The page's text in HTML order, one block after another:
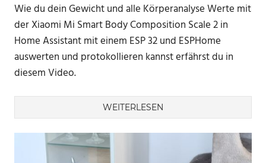
Wie du dein Gewicht und alle Körperanalyse Werte mit
der Xiaomi Mi Smart Body Composition Scale 2 in
Home Assistant mit einem ESP 32 und ESPHome
auswerten und protokollieren kannst erfährst du in
diesem Video.
WEITERLESEN